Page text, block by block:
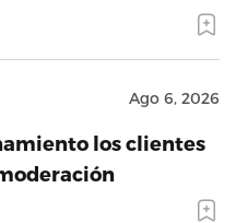
Ago 6, 2026
los clientes